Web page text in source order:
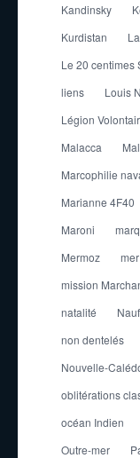
Kandinsky
Kurdistan
Le 20 centimes
liens
Louis
Légion
Malacca
Marcophilie
Marianne 4F40
Maroni
Mermoz
mission
natalité
non dentelés
Nouvelle-
oblitérations
océan Indien
Outre-mer